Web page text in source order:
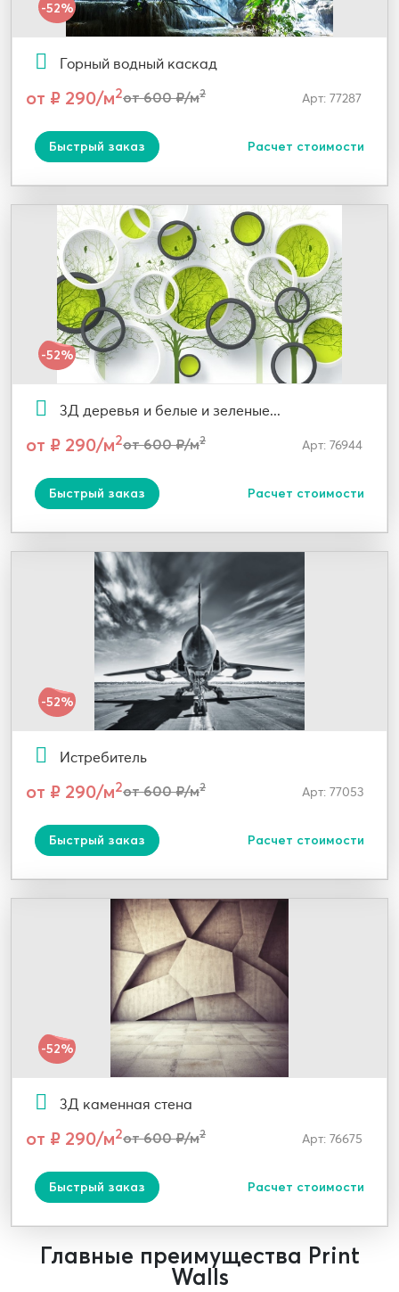
-52%
Горный водный каскад
от ₽ 290/м2от 600 ₽/м2 Арт: 77287
Быстрый заказ Расчет стоимости
-52%
3Д деревья и белые и зеленые...
от ₽ 290/м2от 600 ₽/м2 Арт: 76944
Быстрый заказ Расчет стоимости
-52%
Истребитель
от ₽ 290/м2от 600 ₽/м2 Арт: 77053
Быстрый заказ Расчет стоимости
-52%
3Д каменная стена
от ₽ 290/м2от 600 ₽/м2 Арт: 76675
Быстрый заказ Расчет стоимости
Главные преимущества Print
Walls